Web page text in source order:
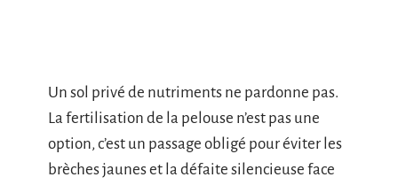
Un sol privé de nutriments ne pardonne pas.
La fertilisation de la pelouse n’est pas une
option, c’est un passage obligé pour éviter les
brèches jaunes et la défaite silencieuse face